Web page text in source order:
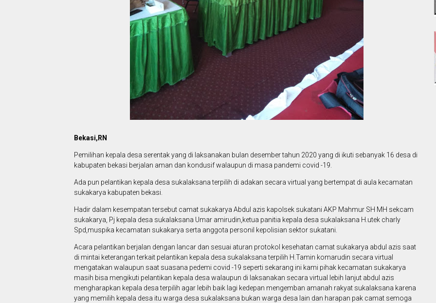
Bekasi,RN
Pemilihan kepala desa serentak yang di laksanakan bulan desember tahun 2020 yang di ikuti sebanyak 16 desa di
kabupaten bekasi berjalan aman dan kondusif walaupun di masa pandemi covid -19.
Ada pun pelantikan kepala desa sukalaksana terpilih di adakan secara virtual yang bertempat di aula kecamatan
sukakarya kabupaten bekasi.
Hadir dalam kesempatan tersebut camat sukakarya Abdul azis kapolsek sukatani AKP Mahmur SH MH sekcam
sukakarya, Pj kepala desa sukalaksana Umar amirudin,ketua panitia kepala desa sukalaksana H.utek charly
Spd,muspika kecamatan sukakarya serta anggota personil kepolisian sektor sukatani.
Acara pelantikan berjalan dengan lancar dan sesuai aturan protokol kesehatan camat sukakarya abdul azis saat
di mintai keterangan terkait pelantikan kepala desa sukalaksana terpilih H.Tamin komarudin secara virtual
mengatakan walaupun saat suasana pedemi covid -19 seperti sekarang ini kami pihak kecamatan sukakarya
masih bisa mengikuti pelantikan kepala desa walaupun di laksanakan secara virtual lebih lanjut abdul azis
mengharapkan kepala desa terpilih agar lebih baik lagi kedepan mengemban amanah rakyat sukalaksana karena
yang memilih kepala desa itu warga desa sukalaksana bukan warga desa lain dan harapan pak camat semoga